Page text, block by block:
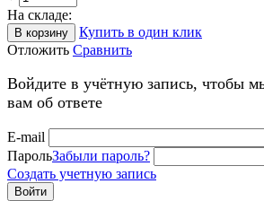
На складе:
В корзину
Купить в один клик
Отложить Сравнить
Войдите в учётную запись, чтобы
вам об ответе
E-mail
ПарольЗабыли пароль?
Создать учетную запись
Войти